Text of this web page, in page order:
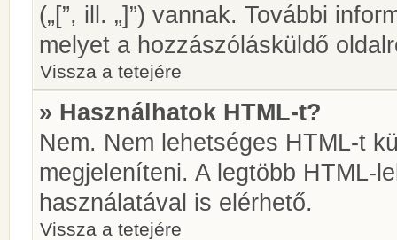
(„[”, ill. „]”) vannak. További
melyet a hozzászólásküldő
Vissza a tetejére
» Használhatok HTML-t?
Nem. Nem lehetséges HTML-t
megjeleníteni. A legtöbb HTML-
használatával is elérhető.
Vissza a tetejére